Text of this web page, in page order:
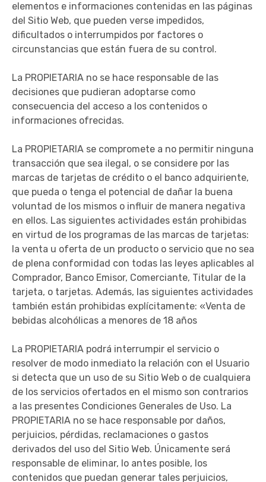
elementos e informaciones contenidas en las páginas
del Sitio Web, que pueden verse impedidos,
dificultados o interrumpidos por factores o
circunstancias que están fuera de su control.
La PROPIETARIA no se hace responsable de las
decisiones que pudieran adoptarse como
consecuencia del acceso a los contenidos o
informaciones ofrecidas.
La PROPIETARIA se compromete a no permitir ninguna
transacción que sea ilegal, o se considere por las
marcas de tarjetas de crédito o el banco adquiriente,
que pueda o tenga el potencial de dañar la buena
voluntad de los mismos o influir de manera negativa
en ellos. Las siguientes actividades están prohibidas
en virtud de los programas de las marcas de tarjetas:
la venta u oferta de un producto o servicio que no sea
de plena conformidad con todas las leyes aplicables al
Comprador, Banco Emisor, Comerciante, Titular de la
tarjeta, o tarjetas. Además, las siguientes actividades
también están prohibidas explícitamente: «Venta de
bebidas alcohólicas a menores de 18 años
La PROPIETARIA podrá interrumpir el servicio o
resolver de modo inmediato la relación con el Usuario
si detecta que un uso de su Sitio Web o de cualquiera
de los servicios ofertados en el mismo son contrarios
a las presentes Condiciones Generales de Uso. La
PROPIETARIA no se hace responsable por daños,
perjuicios, pérdidas, reclamaciones o gastos
derivados del uso del Sitio Web. Únicamente será
responsable de eliminar, lo antes posible, los
contenidos que puedan generar tales perjuicios,